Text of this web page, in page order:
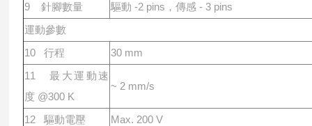
9 針腳數量
驅動 -2 pins，傳感 - 3 pins
運動參數
10 ⾏程
30 mm
11 最⼤運動速
度 @300 K
~ 2 mm/s
12 驅動電壓
Max. 200 V